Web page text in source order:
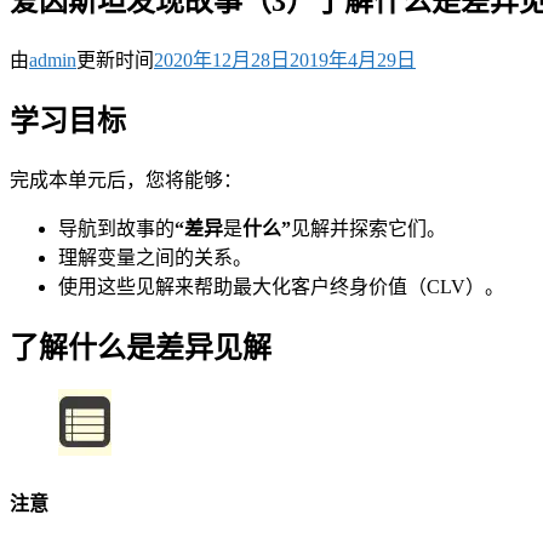
由admin更新时间 2020年12月28日 2019年4月29日
学习目标
完成本单元后，您将能够：
导航到故事的“差异是什么”见解并探索它们。
理解变量之间的关系。
使用这些见解来帮助最大化客户终身价值（CLV）。
了解什么是差异见解
注意